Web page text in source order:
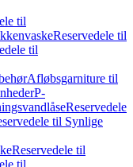
til
Reservedele til
til
Afløbsgarniture til
P-
Reservedele
til Synlige
Reservedele til
til